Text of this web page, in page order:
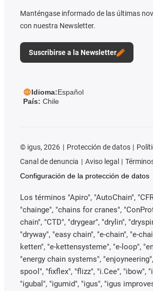
Manténgase informado de las últimas
con nuestra Newsletter.
Suscribirse a la Newsletter
Idioma:Español
País: Chile
© igus, 2026 Protección de datos
Canal de denuncia
Aviso legal
Configuración de la protección de datos
Los términos "Apiro", "AutoChain",
"chainge", "chains for cranes",
chain", "CTD", "drygear", "drylin",
"dryway", "easy chain", "e-chain", "e-
ketten", "e-kettensysteme", "e-loop",
"energy chain systems",
spool", "fixflex", "flizz", "i.Cee", "ibow",
"igubal", "igumid", "igus", "igus